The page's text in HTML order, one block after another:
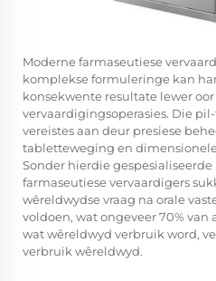
Moderne farmaseutiese
komplekse formuleringe kan
konsekwente resultate lewer
vervaardigingsoperasies. Die
vereistes aan deur presiese
tabletteweging en
Sonder hierdie
farmaseutiese vervaardigers
wêreldwydse vraag na orale
voldoen, wat ongeveer 70%
wat wêreldwyd verbruik word,
verbruik wêreldwyd.